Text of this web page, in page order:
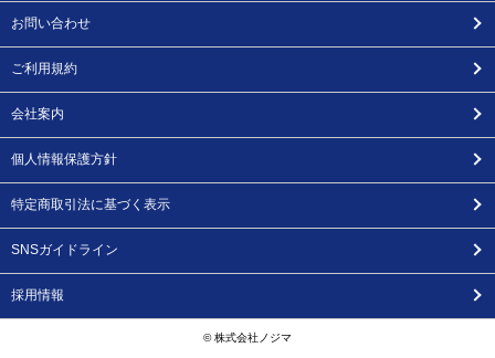
お問い合わせ
ご利用規約
会社案内
個人情報保護方針
特定商取引法に基づく表示
SNSガイドライン
採用情報
© 株式会社ノジマ